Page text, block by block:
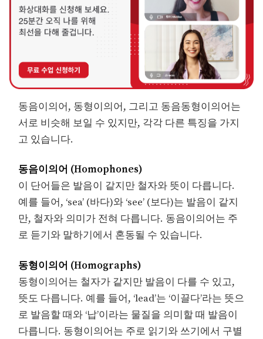
동음이의어, 동형이의어, 그리고 동음동형이의어는
서로 비슷해 보일 수 있지만, 각각 다른 특징을 가지
고 있습니다.
동음이의어 (Homophones)
이 단어들은 발음이 같지만 철자와 뜻이 다릅니다.
예를 들어, ‘sea’ (바다)와 ‘see’ (보다)는 발음이 같지
만, 철자와 의미가 전혀 다릅니다. 동음이의어는 주
로 듣기와 말하기에서 혼동될 수 있습니다.
동형이의어 (Homographs)
동형이의어는 철자가 같지만 발음이 다를 수 있고,
뜻도 다릅니다. 예를 들어, ‘lead’는 ‘이끌다’라는 뜻으
로 발음할 때와 ‘납’이라는 물질을 의미할 때 발음이
다릅니다. 동형이의어는 주로 읽기와 쓰기에서 구별